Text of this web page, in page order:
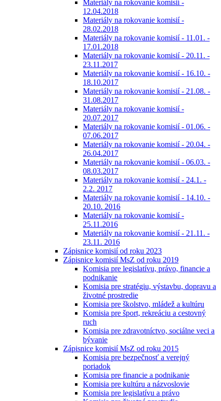
Materiály na rokovanie komisií -
12.04.2018
Materiály na rokovanie komisií -
28.02.2018
Materiály na rokovanie komisií - 11.01. -
17.01.2018
Materiály na rokovanie komisií - 20.11. -
23.11.2017
Materiály na rokovanie komisií - 16.10. -
18.10.2017
Materiály na rokovanie komisií - 21.08. -
31.08.2017
Materiály na rokovanie komisií -
20.07.2017
Materiály na rokovanie komisií - 01.06. -
07.06.2017
Materiály na rokovanie komisií - 20.04. -
26.04.2017
Materiály na rokovanie komisií - 06.03. -
08.03.2017
Materiály na rokovanie komisií - 24.1. -
2.2. 2017
Materiály na rokovanie komisií - 14.10. -
20.10. 2016
Materiály na rokovanie komisií -
25.11.2016
Materiály na rokovanie komisií - 21.11. -
23.11. 2016
Zápisnice komisií od roku 2023
Zápisnice komisií MsZ od roku 2019
Komisia pre legislatívu, právo, financie a
podnikanie
Komisia pre stratégiu, výstavbu, dopravu a
životné prostredie
Komisia pre školstvo, mládež a kultúru
Komisia pre šport, rekreáciu a cestovný
ruch
Komisia pre zdravotníctvo, sociálne veci a
bývanie
Zápisnice komisií MsZ od roku 2015
Komisia pre bezpečnosť a verejný
poriadok
Komisia pre financie a podnikanie
Komisia pre kultúru a názvoslovie
Komisia pre legislatívu a právo